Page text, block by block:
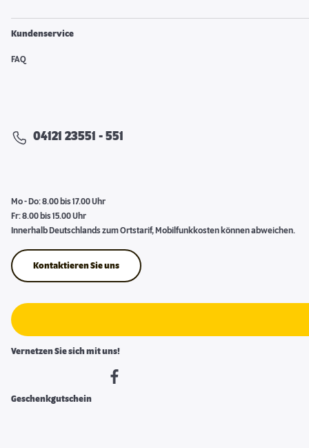
Kundenservice
FAQ
04121 23551 - 551
Mo - Do: 8.00 bis 17.00 Uhr
Fr: 8.00 bis 15.00 Uhr
Innerhalb Deutschlands zum Ortstarif, Mobilfunkkosten können abweichen.
Kontaktieren Sie uns
Vernetzen Sie sich mit uns!
Geschenkgutschein